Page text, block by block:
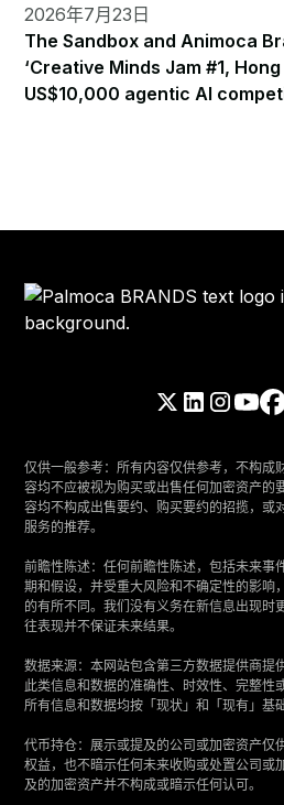
2026年7月23日
The Sandbox and Animoca
‘Creative Minds Jam #1, Hong
US$10,000 agentic AI
仅供一般参考：所有内容仅供参考，不构成
容均不应被视为购买或出售任何加密资产的
容均不构成出售要约、购买要约的招揽，或
服务的推荐。
前瞻性陈述：任何前瞻性陈述，包括未来事
期和假设，并受重大风险和不确定性的影响
的有所不同。我们没有义务在新信息出现时
往表现并不保证未来结果。
数据来源：本网站包含第三方数据提供商提
此类信息和数据的准确性、时效性、完整性
所有信息和数据均按「现状」和「现有」基
代币持仓：展示或提及的公司或加密资产仅
权益，也不暗示任何未来收购或处置公司或
及的加密资产并不构成或暗示任何认可。